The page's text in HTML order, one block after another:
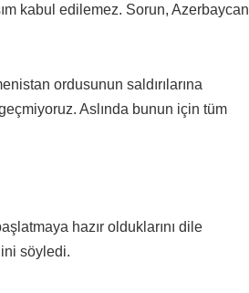
kabul edilemez. Sorun, Azerbaycan
ordusunun saldırılarına
Aslında bunun için tüm
hazır olduklarını dile
söyledi.